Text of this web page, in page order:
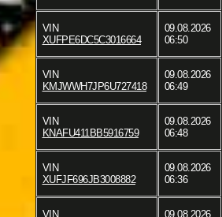
VIN
XUFPE6DC5C3016664
09.08.2026
06:50
VIN
KMJWWH7JP6U727418
09.08.2026
06:49
VIN
KNAFU411BB5916759
09.08.2026
06:48
VIN
XUFJF696JB3008882
09.08.2026
06:36
VIN
09.08.2026